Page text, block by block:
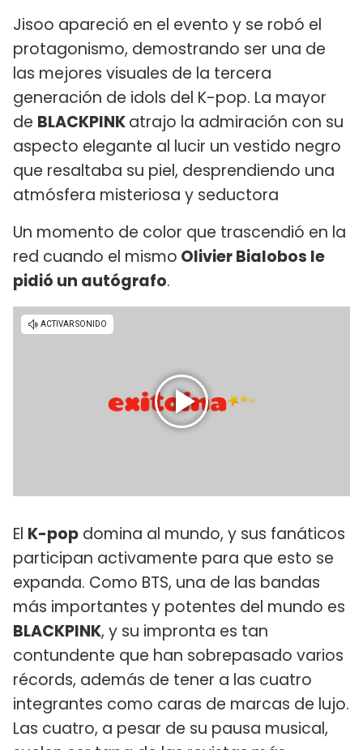
Jisoo apareció en el evento y se robó el
protagonismo, demostrando ser una de
las mejores visuales de la tercera
generación de idols del K-pop. La mayor
de BLACKPINKatrajo la admiración con su
aspecto elegante al lucir un vestido negro
que resaltaba su piel, desprendiendo una
atmósfera misteriosa y seductora
Un momento de color que trascendió en la
red cuando el mismo Olivier Bialobos le
pidió un autógrafo.
El K-pop domina al mundo, y sus fanáticos
participan activamente para que esto se
expanda. Como BTS, una de las bandas
más importantes y potentes del mundo es
BLACKPINK, y su impronta es tan
contundente que han sobrepasado varios
récords, además de tener a las cuatro
integrantes como caras de marcas de lujo.
Las cuatro, a pesar de su pausa musical,